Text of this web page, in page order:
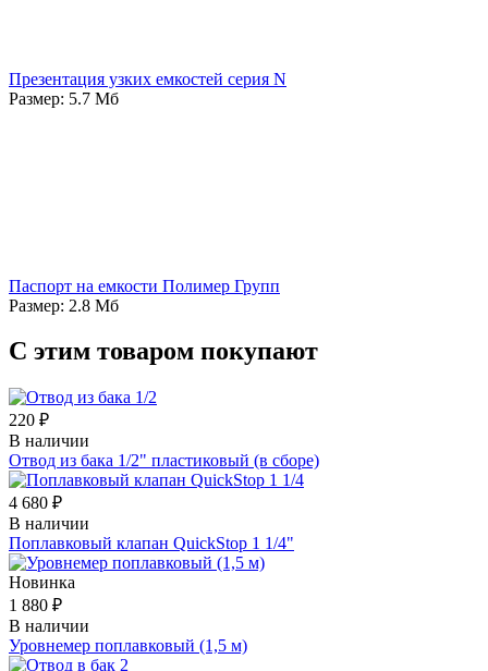
Презентация узких емкостей серия N
Размер: 5.7 Мб
Паспорт на емкости Полимер Групп
Размер: 2.8 Мб
С этим товаром покупают
220 ₽
В наличии
Отвод из бака 1/2" пластиковый (в сборе)
4 680 ₽
В наличии
Поплавковый клапан QuickStop 1 1/4"
Новинка
1 880 ₽
В наличии
Уровнемер поплавковый (1,5 м)